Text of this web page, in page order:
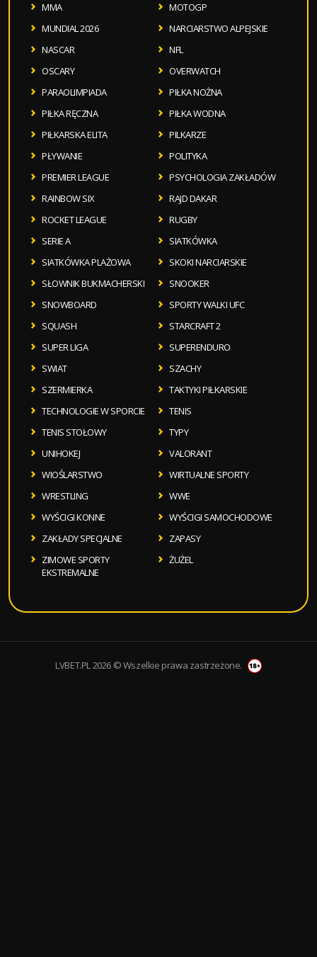
MMA
MOTOGP
MUNDIAL 2026
NARCIARSTWO ALPEJSKIE
NASCAR
NFL
OSCARY
OVERWATCH
PARAOLIMPIADA
PIŁKA NOŻNA
PIŁKA RĘCZNA
PIŁKA WODNA
PIŁKARSKA ELITA
PILKARZE
PŁYWANIE
POLITYKA
PREMIER LEAGUE
PSYCHOLOGIA ZAKŁADÓW
RAINBOW SIX
RAJD DAKAR
ROCKET LEAGUE
RUGBY
SERIE A
SIATKÓWKA
SIATKÓWKA PLAŻOWA
SKOKI NARCIARSKIE
SŁOWNIK BUKMACHERSKI
SNOOKER
SNOWBOARD
SPORTY WALKI UFC
SQUASH
STARCRAFT 2
SUPER LIGA
SUPERENDURO
SWIAT
SZACHY
SZERMIERKA
TAKTYKI PIŁKARSKIE
TECHNOLOGIE W SPORCIE
TENIS
TENIS STOŁOWY
TYPY
UNIHOKEJ
VALORANT
WIOŚLARSTWO
WIRTUALNE SPORTY
WRESTLING
WWE
WYŚCIGI KONNE
WYŚCIGI SAMOCHODOWE
ZAKŁADY SPECJALNE
ZAPASY
ZIMOWE SPORTY
EKSTREMALNE
ŻUŻEL
LVBET.PL 2026 © Wszelkie prawa zastrzeżone.